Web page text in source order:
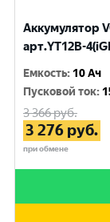
Аккумулятор
арт.YT12B-
Емкость: 10 Ач
Пусковой ток:
3 366руб.
3 276 руб.
при обмене